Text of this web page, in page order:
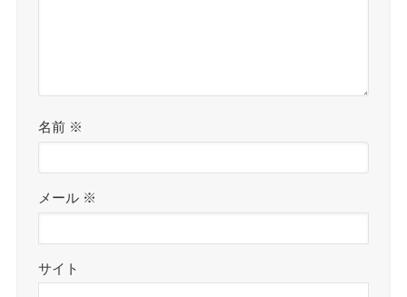
名前 ※
メール ※
サイト